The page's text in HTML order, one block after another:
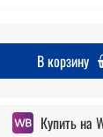
В корзину
Купить на